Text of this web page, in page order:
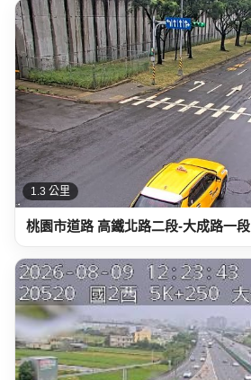
1.3 公里
桃園市道路 高鐵北路二段-大成路一段